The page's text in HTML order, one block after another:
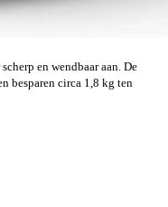
en wendbaar aan. De
besparen circa 1,8 kg ten